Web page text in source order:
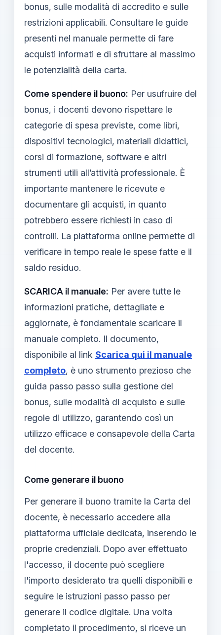
bonus, sulle modalità di accredito e sulle
restrizioni applicabili. Consultare le guide
presenti nel manuale permette di fare
acquisti informati e di sfruttare al massimo
le potenzialità della carta.
Come spendere il buono: Per usufruire del
bonus, i docenti devono rispettare le
categorie di spesa previste, come libri,
dispositivi tecnologici, materiali didattici,
corsi di formazione, software e altri
strumenti utili all’attività professionale. È
importante mantenere le ricevute e
documentare gli acquisti, in quanto
potrebbero essere richiesti in caso di
controlli. La piattaforma online permette di
verificare in tempo reale le spese fatte e il
saldo residuo.
SCARICA il manuale: Per avere tutte le
informazioni pratiche, dettagliate e
aggiornate, è fondamentale scaricare il
manuale completo. Il documento,
disponibile al link Scarica qui il manuale
completo, è uno strumento prezioso che
guida passo passo sulla gestione del
bonus, sulle modalità di acquisto e sulle
regole di utilizzo, garantendo così un
utilizzo efficace e consapevole della Carta
del docente.
Come generare il buono
Per generare il buono tramite la Carta del
docente, è necessario accedere alla
piattaforma ufficiale dedicata, inserendo le
proprie credenziali. Dopo aver effettuato
l'accesso, il docente può scegliere
l'importo desiderato tra quelli disponibili e
seguire le istruzioni passo passo per
generare il codice digitale. Una volta
completato il procedimento, si riceve un